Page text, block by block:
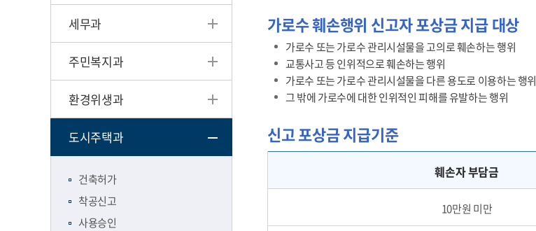
세무과
주민복지과
환경위생과
도시주택과
건축허가
착공신고
사용승인
가로수 훼손행위 신고자 포상금 지급 대상
가로수 또는 가로수 관리시설물을 고의로 훼손하는 행위
교통사고 등 인위적으로 훼손하는 행위
가로수 또는 가로수 관리시설물을 다른 용도로 이용하는 행위
그 밖에 가로수에 대한 인위적인 피해를 유발하는 행위
신고 포상금 지급기준
훼손자 부담금
10만원 미만